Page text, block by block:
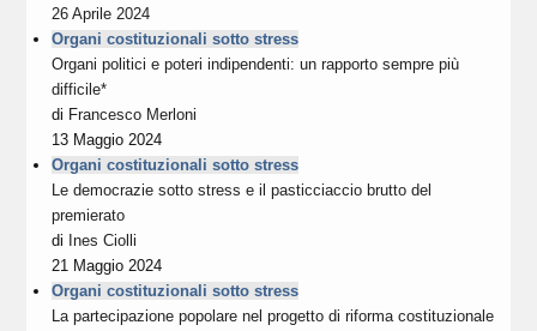
26 Aprile 2024
Organi costituzionali sotto stress
Organi politici e poteri indipendenti: un rapporto sempre più
difficile*
di Francesco Merloni
13 Maggio 2024
Organi costituzionali sotto stress
Le democrazie sotto stress e il pasticciaccio brutto del
premierato
di Ines Ciolli
21 Maggio 2024
Organi costituzionali sotto stress
La partecipazione popolare nel progetto di riforma costituzionale